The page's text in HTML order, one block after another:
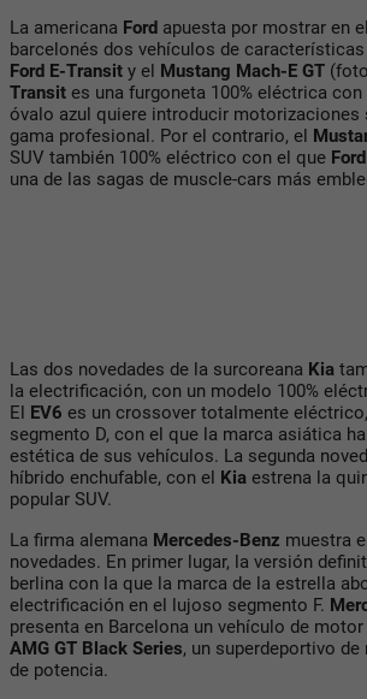
La americana Ford apuesta por mostrar en
barcelonés dos vehículos de
Ford E-Transit y el Mustang Mach-E GT
Transit es una furgoneta 100% eléctrica
óvalo azul quiere introducir motorizaciones
gama profesional. Por el contrario, el
SUV también 100% eléctrico con el que Ford
una de las sagas de muscle-cars más
Las dos novedades de la surcoreana Kia
la electrificación, con un modelo 100%
El EV6 es un crossover totalmente
segmento D, con el que la marca asiática
estética de sus vehículos. La segunda
híbrido enchufable, con el Kia estrena la
popular SUV.
La firma alemana Mercedes-Benz muestra
novedades. En primer lugar, la versión
berlina con la que la marca de la estrella
electrificación en el lujoso segmento F.
presenta en Barcelona un vehículo de
AMG GT Black Series, un superdeportivo
de potencia.